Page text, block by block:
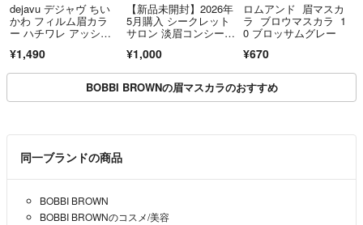
dejavu デジャヴ ちい
かわ フィルム眉カラ
ー ハチワレ アッシュ
¥1,490
【新品未開封】2026年
5月購入 シークレット
サロン 淡眉コンシーラ
マスカラ下地
¥1,000
ロムアンド 眉マスカ
ラ ブロウマスカラ 1
0 ブロッサムグレー
¥670
BOBBI BROWNの眉マスカラのおすすめ
同一ブランドの商品
BOBBI BROWN
BOBBI BROWNのコスメ/美容